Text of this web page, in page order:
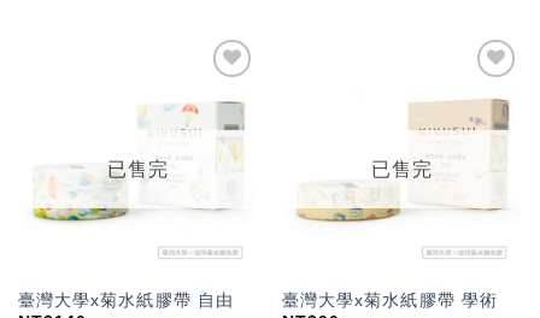
「願
望輕
單」
已售完
臺灣大學x菊水紙膠帶 自由
加入
「願
望輕
已售完
臺灣大學x菊水紙膠帶 學術